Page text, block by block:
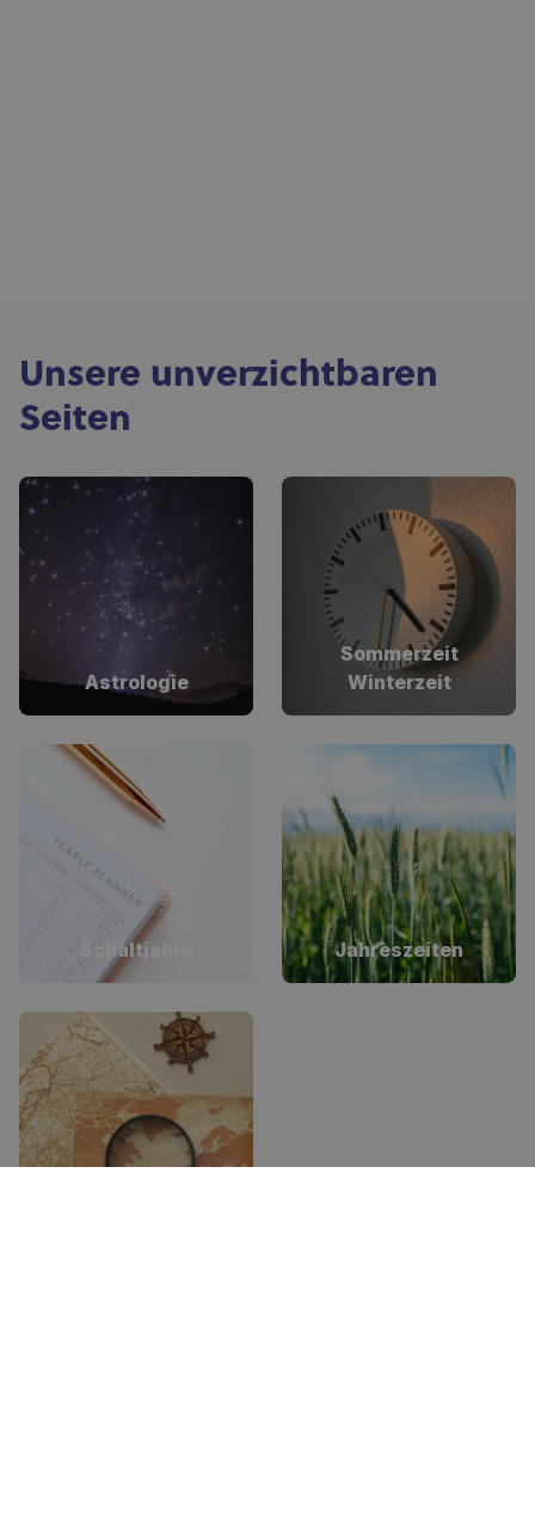
Unsere unverzichtbaren
Seiten
Astrologie
Sommerzeit
Winterzeit
Schaltjahre Jahreszeiten